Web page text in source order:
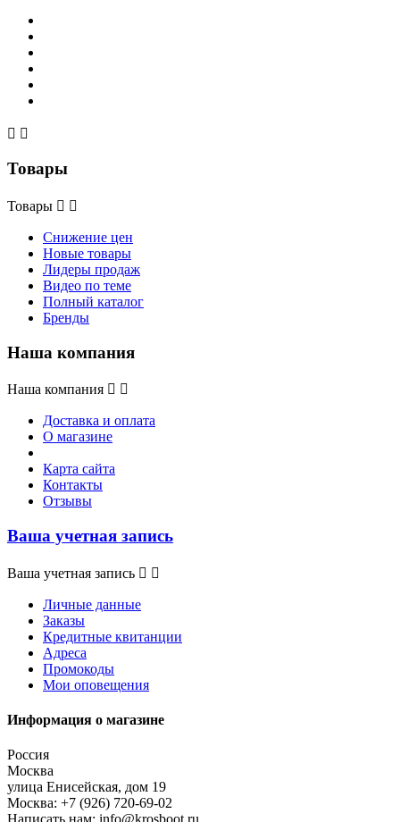
 
Товары
Товары  
Снижение цен
Новые товары
Лидеры продаж
Видео по теме
Полный каталог
Бренды
Наша компания
Наша компания  
Доставка и оплата
О магазине
Карта сайта
Контакты
Отзывы
Ваша учетная запись
Ваша учетная запись  
Личные данные
Заказы
Кредитные квитанции
Адреса
Промокоды
Мои оповещения
Информация о магазине
Россия
Москва
улица Енисейская, дом 19
Москва: +7 (926) 720-69-02